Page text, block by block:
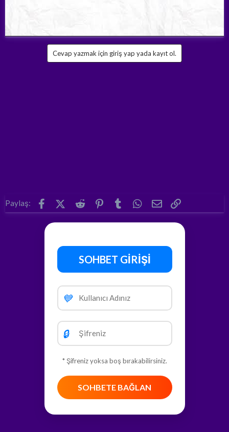
Cevap yazmak için giriş yap yada kayıt ol.
Paylaş: FacebookX (Twitter)
Reddit Pinterest
Tumblr WhatsApp
E-posta
SOHBET GİRİŞİ
💙
🔒
* Şifreniz yoksa boş bırakabilirsiniz.
SOHBETE BAĞLAN